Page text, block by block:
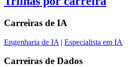
Carreiras de IA
Engenharia de IA | Especialista em IA
Carreiras de Dados